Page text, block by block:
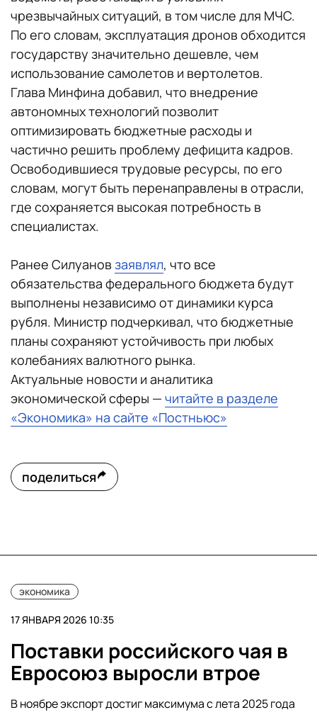
чрезвычайных ситуаций, в том числе для МЧС.
По его словам, эксплуатация дронов обходится
государству значительно дешевле, чем
использование самолетов и вертолетов.
Глава Минфина добавил, что внедрение
автономных технологий позволит
оптимизировать бюджетные расходы и
частично решить проблему дефицита кадров.
Освободившиеся трудовые ресурсы, по его
словам, могут быть перенаправлены в отрасли,
где сохраняется высокая потребность в
специалистах.
Ранее Силуанов заявлял, что все
обязательства федерального бюджета будут
выполнены независимо от динамики курса
рубля. Министр подчеркивал, что бюджетные
планы сохраняют устойчивость при любых
колебаниях валютного рынка.
Актуальные новости и аналитика
экономической сферы — читайте в разделе
«Экономика» на сайте «Постньюс»
поделиться
экономика
17 ЯНВАРЯ 2026 10:35
Поставки российского чая в
Евросоюз выросли втрое
В ноябре экспорт достиг максимума с лета 2025 года